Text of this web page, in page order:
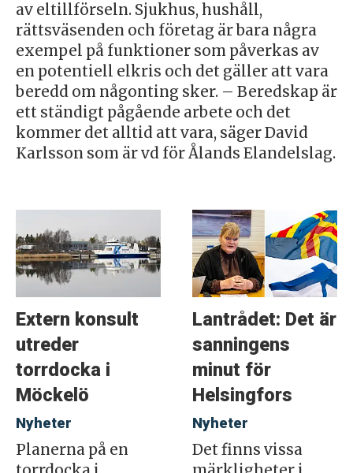
av eltillförseln. Sjukhus, hushåll,
rättsväsenden och företag är bara några
exempel på funktioner som påverkas av
en potentiell elkris och det gäller att vara
beredd om någonting sker. – Beredskap är
ett ständigt pågående arbete och det
kommer det alltid att vara, säger David
Karlsson som är vd för Ålands Elandelslag.
Extern konsult
utreder
torrdocka i
Möckelö
Nyheter
Planerna på en
Lantrådet: Det är
sanningens
minut för
Helsingfors
Nyheter
Det finns vissa